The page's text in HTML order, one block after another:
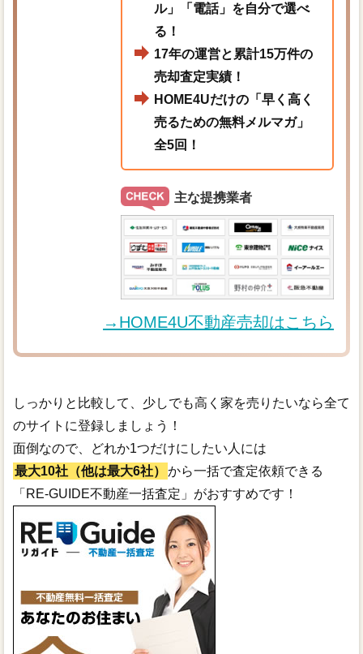
ル」「電話」を自分で選べ
る！
17年の運営と累計15万件の
売却査定実績！
HOME4Uだけの「早く高く
売るための無料メルマガ」
全5回！
主な提携業者
→HOME4U不動産売却はこちら
しっかりと比較して、少しでも高く家を売りたいなら全て
のサイトに登録しましょう！
面倒なので、どれか1つだけにしたい人には
最大10社（他は最大6社）
から一括で査定依頼できる
「RE-GUIDE不動産一括査定」がおすすめです！